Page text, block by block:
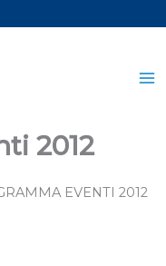
2012
EVENTI 2012